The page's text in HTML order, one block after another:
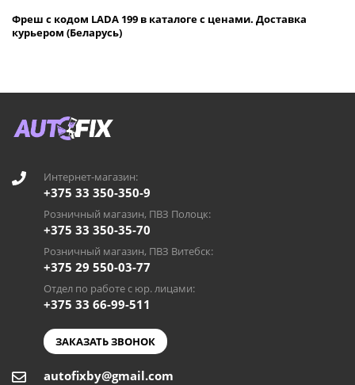
Фреш с кодом LADA 199 в каталоге с ценами. Доставка
курьером (Беларусь)
Интернет-магазин:
+375 33 350-350-9
Розничный магазин, ПВЗ Полоцк:
+375 33 350-35-70
Розничный магазин, ПВЗ Витебск:
+375 29 550-03-77
Отдел по работе с юр. лицами:
+375 33 66-99-511
ЗАКАЗАТЬ ЗВОНОК
autofixby@gmail.com